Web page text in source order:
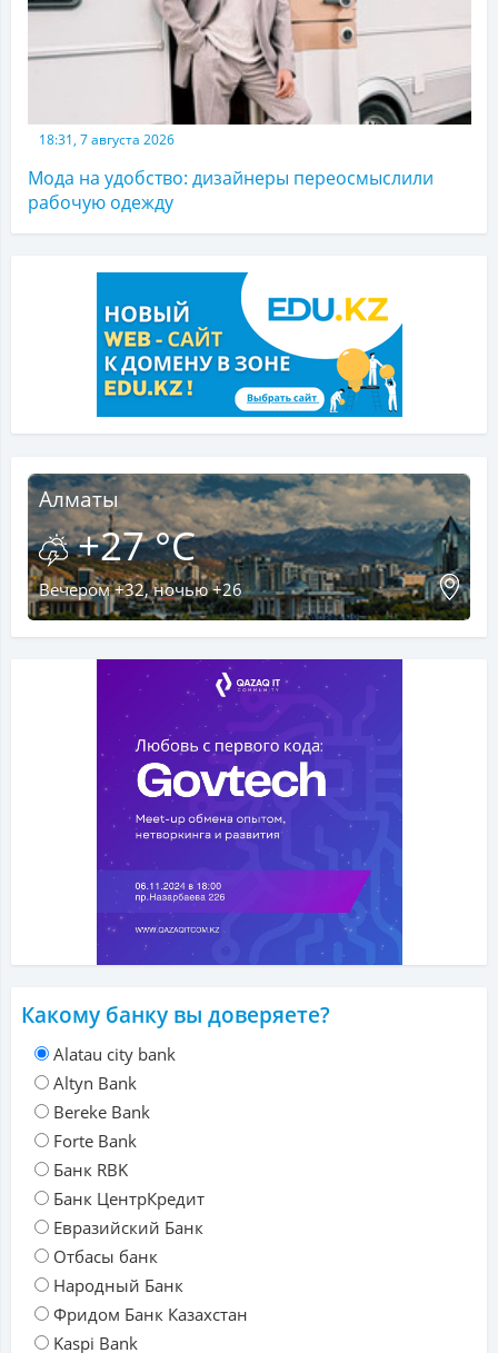
18:31, 7 августа 2026
Мода на удобство: дизайнеры переосмыслили
рабочую одежду
Алматы
+27 °C
Вечером +32, ночью +26
Какому банку вы доверяете?
Alatau city bank
Altyn Bank
Bereke Bank
Forte Bank
Банк RBK
Банк ЦентрКредит
Евразийский Банк
Отбасы банк
Народный Банк
Фридом Банк Казахстан
Kaspi Bank